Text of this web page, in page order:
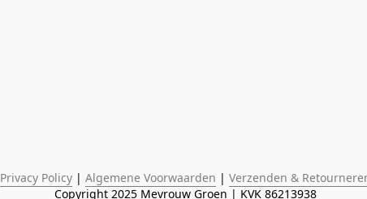
Privacy Policy | Algemene Voorwaarden | Verzenden &
Copyright 2025 Mevrouw Groen | KVK 86213938